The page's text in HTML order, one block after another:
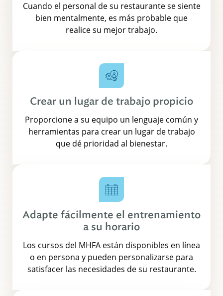
Cuando el personal de su restaurante se siente
bien mentalmente, es más probable que
realice su mejor trabajo.
Crear un lugar de trabajo propicio
Proporcione a su equipo un lenguaje común y
herramientas para crear un lugar de trabajo
que dé prioridad al bienestar.
Adapte fácilmente el entrenamiento
a su horario
Los cursos del MHFA están disponibles en línea
o en persona y pueden personalizarse para
satisfacer las necesidades de su restaurante.